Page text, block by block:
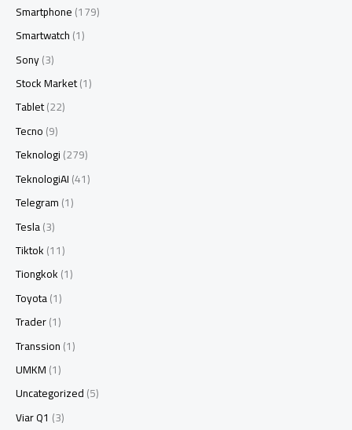
Smartphone(179)
Smartwatch(1)
Sony(3)
Stock Market(1)
Tablet(22)
Tecno(9)
Teknologi(279)
TeknologiAI(41)
Telegram(1)
Tesla(3)
Tiktok(11)
Tiongkok(1)
Toyota(1)
Trader(1)
Transsion(1)
UMKM(1)
Uncategorized(5)
Viar Q1 (3)